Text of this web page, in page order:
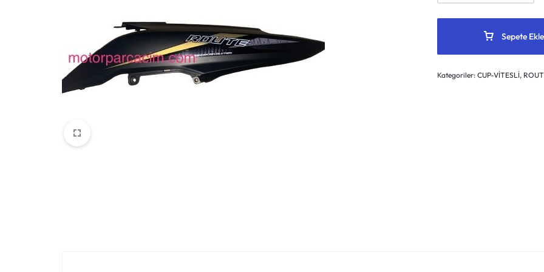
YAMAHA
YUKI ATV
Genel
Sepete Ekle
Kategoriler:CUP-VİTESLİ,